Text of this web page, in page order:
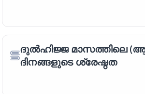
ദുൽഹിജ്ജ മാസത്തിലെ
ദിനങ്ങളുടെ ശ്രേഷ്ഠത